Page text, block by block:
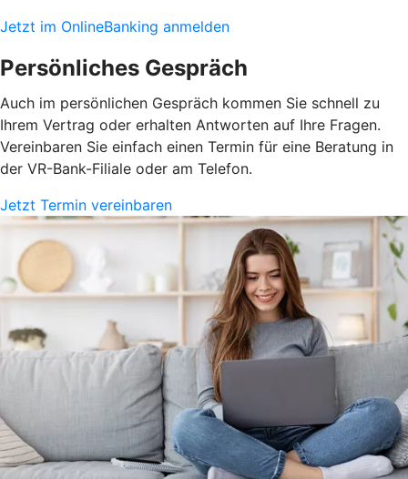
Jetzt im OnlineBanking anmelden
Persönliches Gespräch
Auch im persönlichen Gespräch kommen Sie schnell zu
Ihrem Vertrag oder erhalten Antworten auf Ihre Fragen.
Vereinbaren Sie einfach einen Termin für eine Beratung in
der VR-Bank-Filiale oder am Telefon.
Jetzt Termin vereinbaren